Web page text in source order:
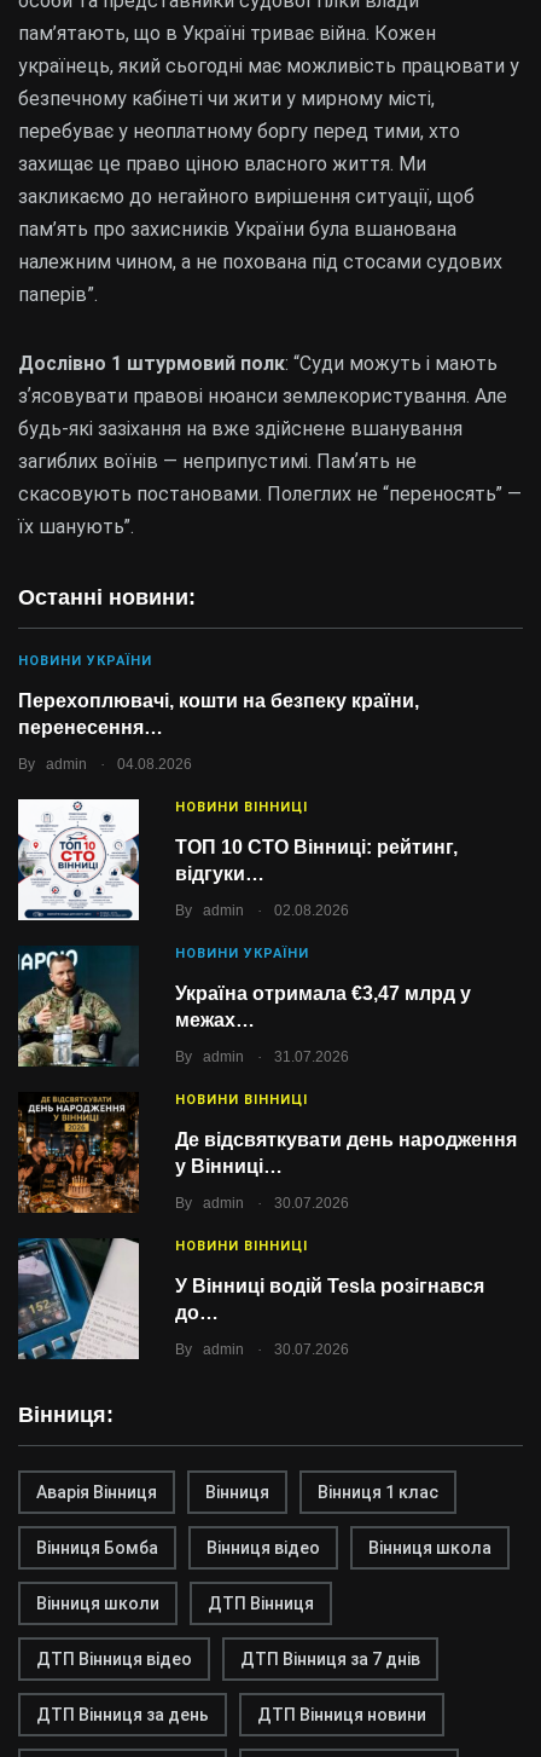
Останні новини:
НОВИНИ УКРАЇНИ
Перехоплювачі, кошти на безпеку країни,
перенесення…
By admin . 04.08.2026
НОВИНИ ВІННИЦІ
ТОП 10 СТО Вінниці: рейтинг,
відгуки…
By admin . 02.08.2026
НОВИНИ УКРАЇНИ
Україна отримала €3,47 млрд у
межах…
By admin . 31.07.2026
НОВИНИ ВІННИЦІ
Де відсвяткувати день народження
у Вінниці…
By admin . 30.07.2026
НОВИНИ ВІННИЦІ
У Вінниці водій Tesla розігнався
до…
By admin . 30.07.2026
Вінниця:
Аварія Вінниця Вінниця Вінниця 1 клас
Вінниця Бомба Вінниця відео Вінниця школа
Вінниця школи ДТП Вінниця
ДТП Вінниця відео ДТП Вінниця за 7 днів
ДТП Вінниця за день ДТП Вінниця новини
пам’ятають, що в Україні триває війна. Кожен
українець, який сьогодні має можливість працювати у
безпечному кабінеті чи жити у мирному місті,
перебуває у неоплатному боргу перед тими, хто
захищає це право ціною власного життя. Ми
закликаємо до негайного вирішення ситуації, щоб
пам’ять про захисників України була вшанована
належним чином, а не похована під стосами судових
паперів”.
Дослівно 1 штурмовий полк: “Суди можуть і мають
зʼясовувати правові нюанси землекористування. Але
будь-які зазіхання на вже здійснене вшанування
загиблих воїнів — неприпустимі. Памʼять не
скасовують постановами. Полеглих не “переносять” —
їх шанують”.